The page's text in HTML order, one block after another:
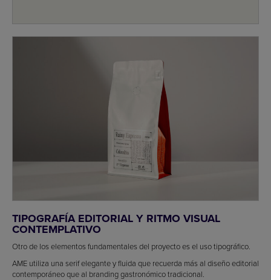
TIPOGRAFÍA EDITORIAL Y RITMO VISUAL
CONTEMPLATIVO
Otro de los elementos fundamentales del proyecto es el uso tipográfico.
AME utiliza una serif elegante y fluida que recuerda más al diseño editorial
contemporáneo que al branding gastronómico tradicional.